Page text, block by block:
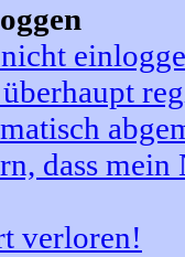
dass
verloren!